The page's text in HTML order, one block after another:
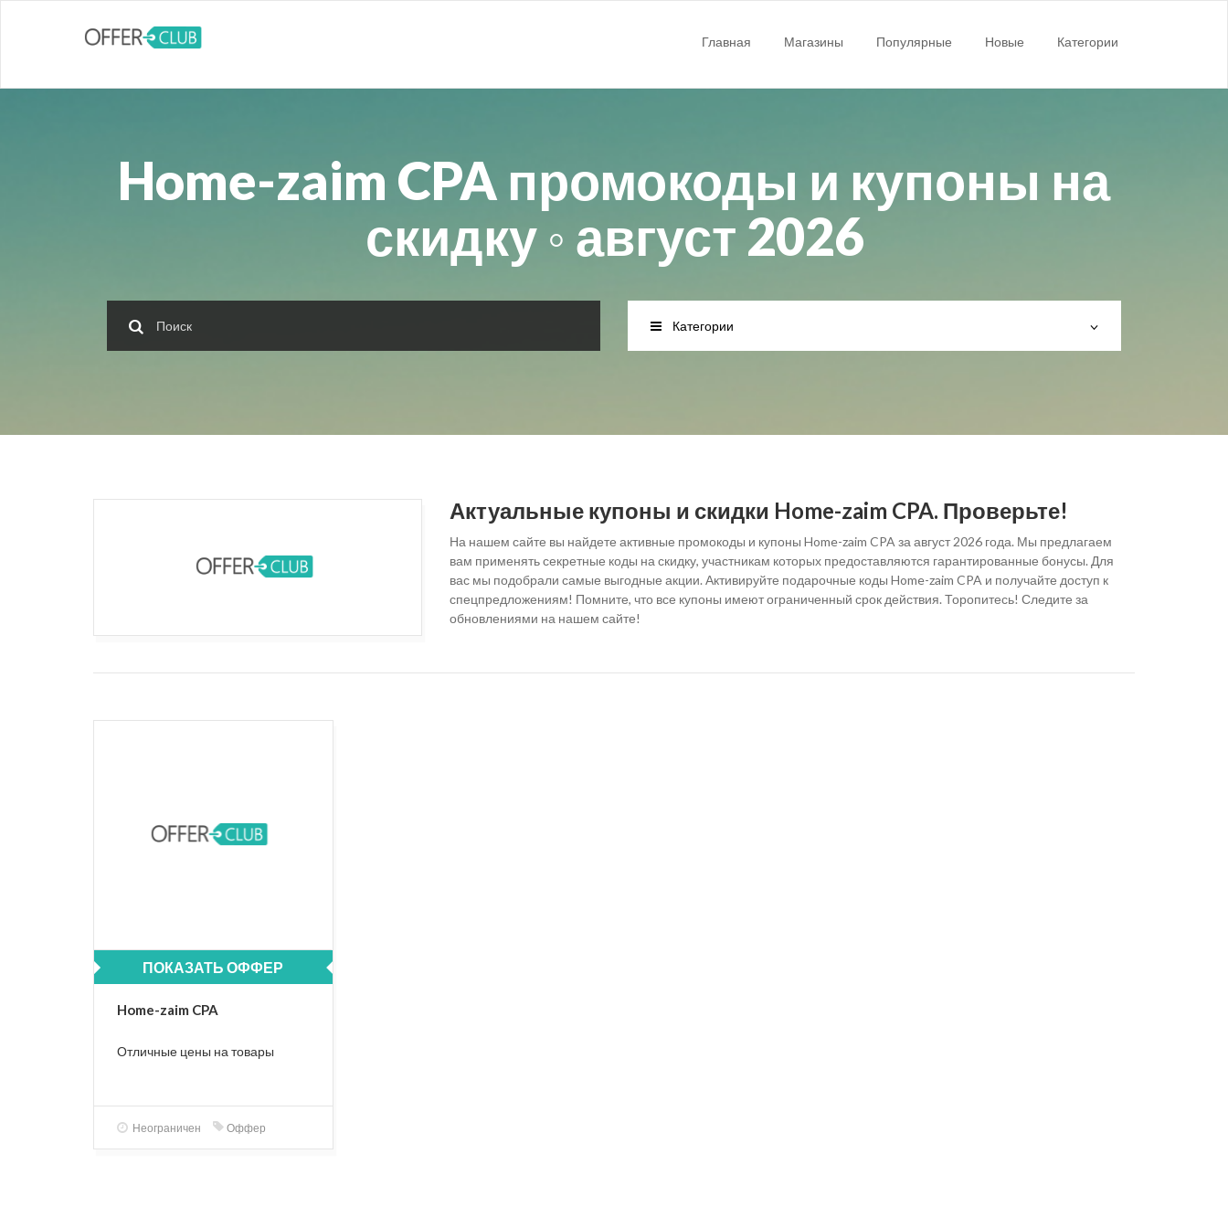
Главная Магазины Популярные Новые Категории
Home-zaim CPA промокоды и купоны на
скидку ◦ август 2026
Категории
Актуальные купоны и скидки Home-zaim CPA. Проверьте!
На нашем сайте вы найдете активные промокоды и купоны Home-zaim CPA за август 2026 года. Мы предлагаем
вам применять секретные коды на скидку, участникам которых предоставляются гарантированные бонусы. Для
вас мы подобрали самые выгодные акции. Активируйте подарочные коды Home-zaim CPA и получайте доступ к
спецпредложениям! Помните, что все купоны имеют ограниченный срок действия. Торопитесь! Следите за
обновлениями на нашем сайте!
ПОКАЗАТЬ ОФФЕР
Home-zaim CPA
Отличные цены на товары
Неограничен Оффер